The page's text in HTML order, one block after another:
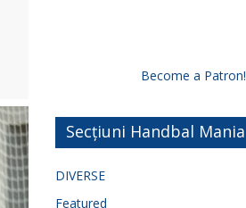
Become a Patron!
Secțiuni Handbal Mania
DIVERSE
Featured